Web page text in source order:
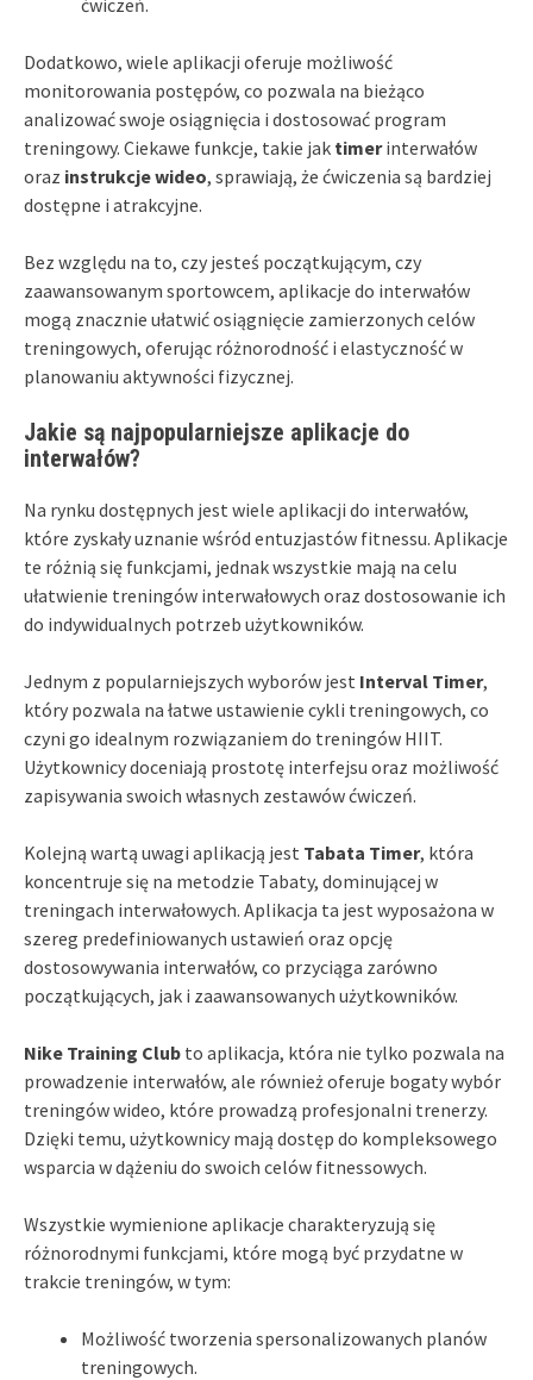
Dodatkowo, wiele aplikacji oferuje możliwość
monitorowania postępów, co pozwala na bieżąco
analizować swoje osiągnięcia i dostosować program
treningowy. Ciekawe funkcje, takie jak timerinterwałów
oraz instrukcje wideo, sprawiają, że ćwiczenia są bardziej
dostępne i atrakcyjne.
Bez względu na to, czy jesteś początkującym, czy
zaawansowanym sportowcem, aplikacje do interwałów
mogą znacznie ułatwić osiągnięcie zamierzonych celów
treningowych, oferując różnorodność i elastyczność w
planowaniu aktywności fizycznej.
Jakie są najpopularniejsze aplikacje do
interwałów?
Na rynku dostępnych jest wiele aplikacji do interwałów,
które zyskały uznanie wśród entuzjastów fitnessu. Aplikacje
te różnią się funkcjami, jednak wszystkie mają na celu
ułatwienie treningów interwałowych oraz dostosowanie ich
do indywidualnych potrzeb użytkowników.
Jednym z popularniejszych wyborów jest Interval Timer,
który pozwala na łatwe ustawienie cykli treningowych, co
czyni go idealnym rozwiązaniem do treningów HIIT.
Użytkownicy doceniają prostotę interfejsu oraz możliwość
zapisywania swoich własnych zestawów ćwiczeń.
Kolejną wartą uwagi aplikacją jest Tabata Timer, która
koncentruje się na metodzie Tabaty, dominującej w
treningach interwałowych. Aplikacja ta jest wyposażona w
szereg predefiniowanych ustawień oraz opcję
dostosowywania interwałów, co przyciąga zarówno
początkujących, jak i zaawansowanych użytkowników.
Nike Training Club to aplikacja, która nie tylko pozwala na
prowadzenie interwałów, ale również oferuje bogaty wybór
treningów wideo, które prowadzą profesjonalni trenerzy.
Dzięki temu, użytkownicy mają dostęp do kompleksowego
wsparcia w dążeniu do swoich celów fitnessowych.
Wszystkie wymienione aplikacje charakteryzują się
różnorodnymi funkcjami, które mogą być przydatne w
trakcie treningów, w tym:
Możliwość tworzenia spersonalizowanych planów
treningowych.